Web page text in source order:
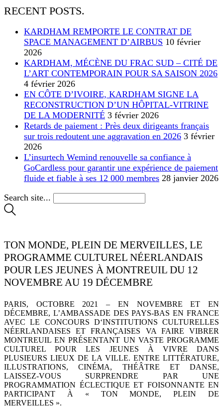
RECENT POSTS.
KARDHAM REMPORTE LE CONTRAT DE
SPACE MANAGEMENT D’AIRBUS 10 février
2026
KARDHAM, MÉCÈNE DU FRAC SUD – CITÉ DE
L’ART CONTEMPORAIN POUR SA SAISON 2026
4 février 2026
EN CÔTE D’IVOIRE, KARDHAM SIGNE LA
RECONSTRUCTION D’UN HÔPITAL-VITRINE
DE LA MODERNITÉ 3 février 2026
Retards de paiement : Près deux dirigeants français
sur trois redoutent une aggravation en 2026 3 février
2026
L’insurtech Wemind renouvelle sa confiance à
GoCardless pour garantir une expérience de paiement
fluide et fiable à ses 12 000 membres 28 janvier 2026
Search site...
TON MONDE, PLEIN DE MERVEILLES, LE
PROGRAMME CULTUREL NÉERLANDAIS
POUR LES JEUNES À MONTREUIL DU 12
NOVEMBRE AU 19 DÉCEMBRE
PARIS, OCTOBRE 2021
– EN NOVEMBRE ET EN
DÉCEMBRE, L’AMBASSADE DES PAYS-BAS EN FRANCE
AVEC LE CONCOURS D‘INSTITUTIONS CULTURELLES
NÉERLANDAISES ET FRANÇAISES VA FAIRE VIBRER
MONTREUIL EN PRÉSENTANT UN VASTE PROGRAMME
CULTUREL POUR LES JEUNES À VIVRE DANS
PLUSIEURS LIEUX DE LA VILLE. ENTRE LITTÉRATURE,
ILLUSTRATIONS, CINÉMA, THÉÂTRE ET DANSE,
LAISSEZ-VOUS SURPRENDRE PAR UNE
PROGRAMMATION ÉCLECTIQUE ET FOISONNANTE EN
PARTICIPANT À «
TON MONDE, PLEIN DE
MERVEILLES ».